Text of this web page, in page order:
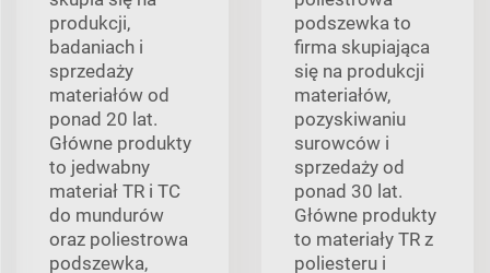
produkcji,
badaniach i
sprzedaży
materiałów od
ponad 20 lat.
Główne produkty
to jedwabny
materiał TR i TC
do mundurów
oraz poliestrowa
podszewka,
podszewka to
firma skupiająca
się na produkcji
materiałów,
pozyskiwaniu
surowców i
sprzedaży od
ponad 30 lat.
Główne produkty
to materiały TR z
poliesteru i